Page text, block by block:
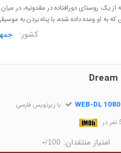
یوروک 15 ساله از یک روستای دورافتاده در
به او وعده داده شده، با پناه بردن به
کشور:
WEB-DL با زیرنویس فارسی
امتیاز منتقدان: -/100